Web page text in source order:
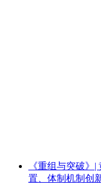
《重组与突破》
置、体制机制创